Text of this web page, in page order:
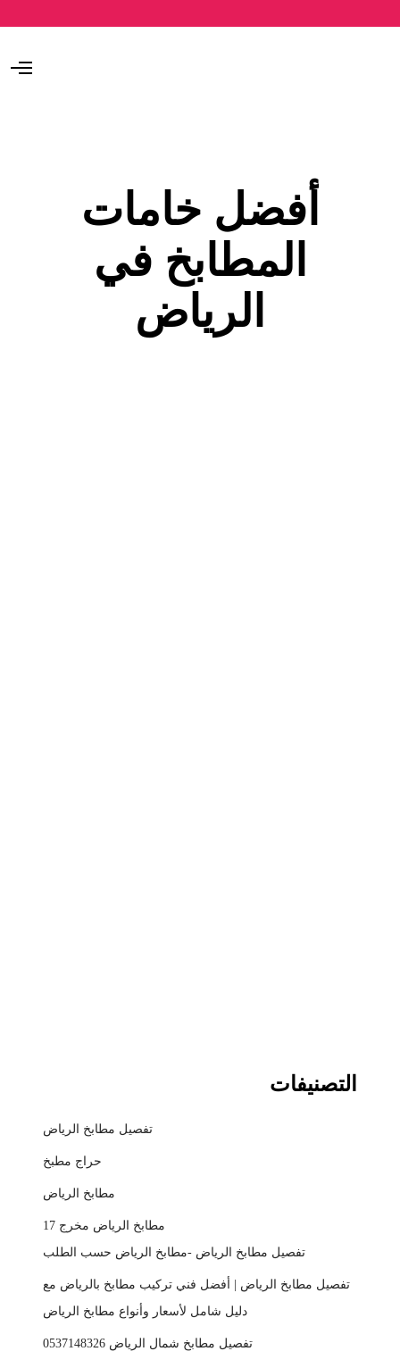
O
أفضل خامات
المطابخ في
الرياض
التصنيفات
تفصيل مطابخ الرياض
حراج مطبخ
مطابخ الرياض
مطابخ الرياض مخرج 17
تفصيل مطابخ الرياض -مطابخ الرياض حسب الطلب
تفصيل مطابخ الرياض | أفضل فني تركيب مطابخ بالرياض مع
دليل شامل لأسعار وأنواع مطابخ الرياض
تفصيل مطابخ شمال الرياض 0537148326